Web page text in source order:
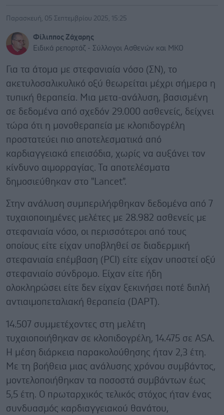
Παρασκευή, 05 Σεπτεμβρίου 2025, 15:25
Φίλιππος Ζάχαρης
Ειδικά ρεπορτάζ - Σύλλογοι Ασθενών και ΜΚΟ
Για τα άτομα με στεφανιαία νόσο (ΣΝ), το
ακετυλοσαλικυλικό οξύ θεωρείται μέχρι σήμερα η
τυπική θεραπεία. Μια μετα-ανάλυση, βασισμένη
σε δεδομένα από σχεδόν 29.000 ασθενείς, δείχνει
τώρα ότι η μονοθεραπεία με κλοπιδογρέλη
προστατεύει πιο αποτελεσματικά από
καρδιαγγειακά επεισόδια, χωρίς να αυξάνει τον
κίνδυνο αιμορραγίας. Τα αποτελέσματα
δημοσιεύθηκαν στο "Lancet".
Στην ανάλυση συμπεριλήφθηκαν δεδομένα από 7
τυχαιοποιημένες μελέτες με 28.982 ασθενείς με
στεφανιαία νόσο, οι περισσότεροι από τους
οποίους είτε είχαν υποβληθεί σε διαδερμική
στεφανιαία επέμβαση (PCI) είτε είχαν υποστεί οξύ
στεφανιαίο σύνδρομο. Είχαν είτε ήδη
ολοκληρώσει είτε δεν είχαν ξεκινήσει ποτέ διπλή
αντιαιμοπεταλιακή θεραπεία (DAPT).
14.507 συμμετέχοντες στη μελέτη
τυχαιοποιήθηκαν σε κλοπιδογρέλη, 14.475 σε ASA.
Η μέση διάρκεια παρακολούθησης ήταν 2,3 έτη.
Με τη βοήθεια μιας ανάλυσης χρόνου συμβάντος,
μοντελοποιήθηκαν τα ποσοστά συμβάντων έως
5,5 έτη. Ο πρωταρχικός τελικός στόχος ήταν ένας
συνδυασμός καρδιαγγειακού θανάτου,